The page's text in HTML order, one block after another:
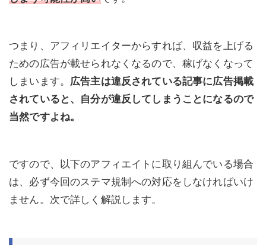
つまり、アフィリエイターからすれば、収益を上げる
ための広告が載せられなくなるので、稼げなくなって
しまいます。 広告主は違反されている記事に広告掲載
されていると、自分が違反してしまうことになるので
当然ですよね。
ですので、以下のアフィエイトに取り組んでいる場合
は、必ず今回のステマ規制への対応をしなければいけ
ません。次で詳しく解説します。